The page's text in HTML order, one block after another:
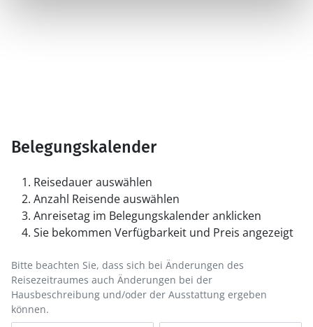
Belegungskalender
Reisedauer auswählen
Anzahl Reisende auswählen
Anreisetag im Belegungskalender anklicken
Sie bekommen Verfügbarkeit und Preis angezeigt
Bitte beachten Sie, dass sich bei Änderungen des
Reisezeitraumes auch Änderungen bei der
Hausbeschreibung und/oder der Ausstattung ergeben
können.